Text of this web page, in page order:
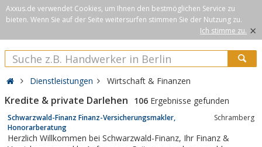
Axxus.de verwendet Cookies, um Ihnen den bestmöglichen Service zu
bieten. Wenn Sie auf der Seite weitersurfen stimmen Sie der Nutzung zu.
Ich stimme zu. ×
Dienstleistungen Wirtschaft & Finanzen
Kredite & private Darlehen 106 Ergebnisse gefunden
Schwarzwald-Finanz Finanz-Versicherungsmakler,
Honorarberatung
Schramberg
Herzlich Willkommen bei Schwarzwald-Finanz, Ihr Finanz &